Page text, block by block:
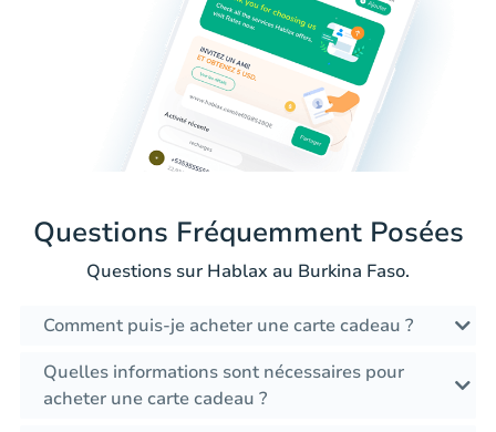
Questions Fréquemment Posées
Questions sur Hablax au Burkina Faso.
Comment puis-je acheter une carte cadeau ?
Quelles informations sont nécessaires pour
acheter une carte cadeau ?